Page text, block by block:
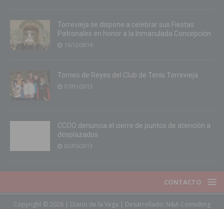
Torrevieja se dispone a celebrar sus Fiestas
Patronales en honor a la Inmaculada Concepción
16/12/2014
Torneo de Reyes del Club de Tenis Torrevieja
07/01/2013
CCOO denuncia el cierre de puntos de atención a
desplazados
02/05/2013
CONTACTO
Copyright © 2026 | Diario de la Vega | Desarrollado: N&A Consulting